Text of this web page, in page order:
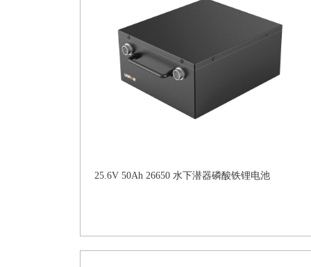
25.6V 50Ah 26650 水下潜器磷酸铁锂电池